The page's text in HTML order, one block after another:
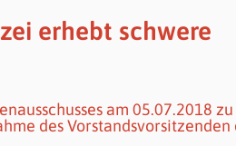
erhebt schwere
am 05.07.2018
des Vorstandsvorsitzenden